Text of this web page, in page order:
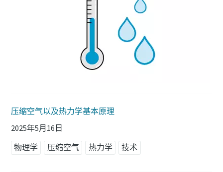
压缩空气以及热力学基本原理
2025年5月16日
物理学
压缩空气 热力学 技术